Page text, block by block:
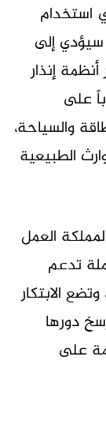
استخدام
سيؤدي إلى
إنذار
على
والسياحة،
الطبيعية
العمل
تدعم
الابتكار
دورها
على